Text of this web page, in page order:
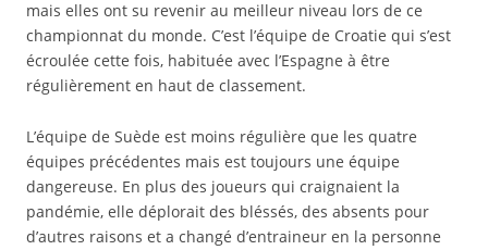
mais elles ont su revenir au meilleur niveau lors de ce
championnat du monde. C’est l’équipe de Croatie qui s’est
écroulée cette fois, habituée avec l’Espagne à être
régulièrement en haut de classement.
L’équipe de Suède est moins régulière que les quatre
équipes précédentes mais est toujours une équipe
dangereuse. En plus des joueurs qui craignaient la
pandémie, elle déplorait des bléssés, des absents pour
d’autres raisons et a changé d’entraineur en la personne